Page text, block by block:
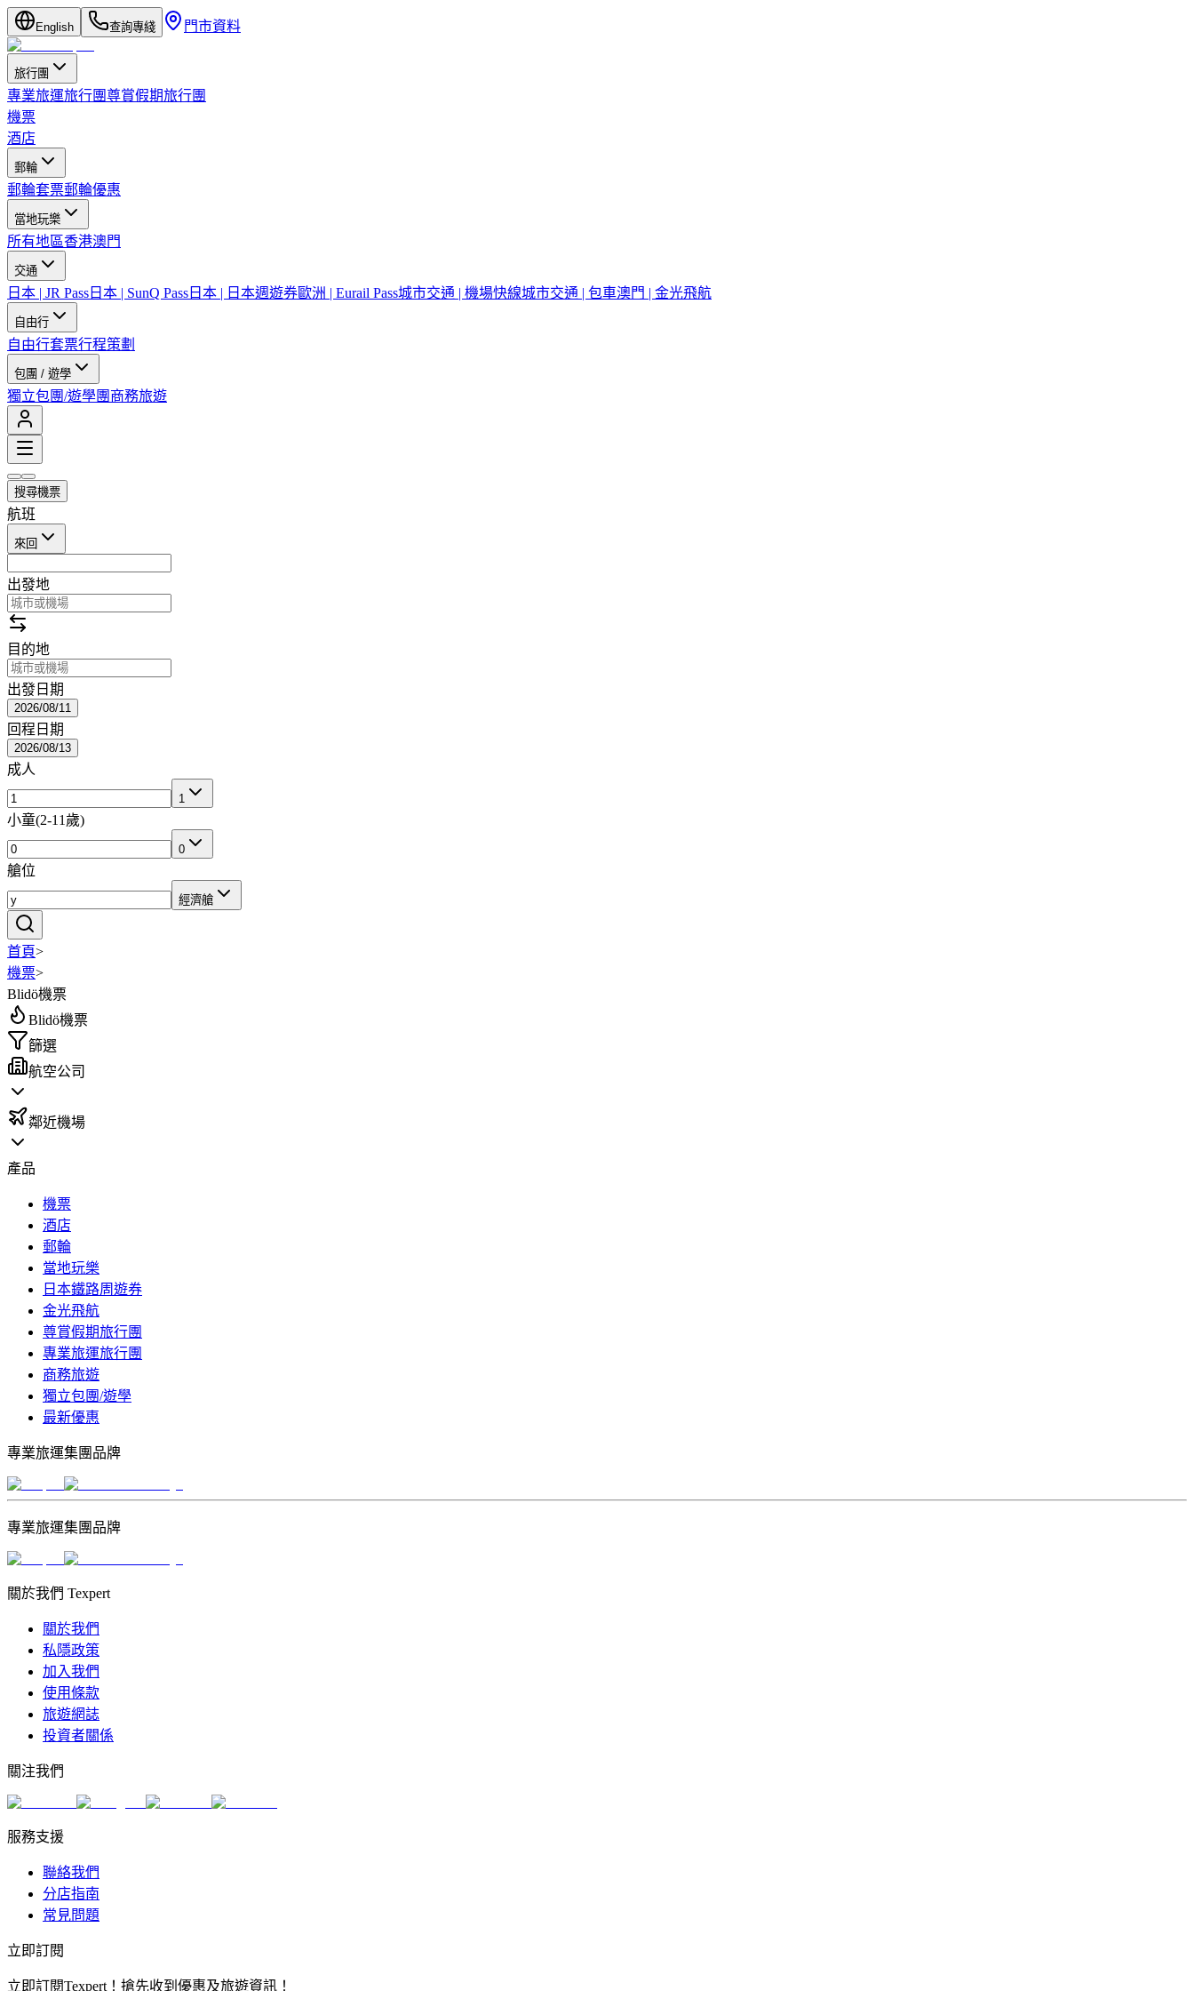
English 查詢專綫 門市資料
旅行團
專業旅運旅行團尊賞假期旅行團
機票
酒店
郵輪
郵輪套票郵輪優惠
當地玩樂
所有地區香港澳門
交通
日本 | JR Pass 日本 | SunQ Pass 日本 | 日本週遊券歐洲 | Eurail Pass城市交通 | 機場快線城市交通 | 包車澳門 | 金光飛航
自由行
自由行套票行程策劃
包團 / 遊學
獨立包團/遊學團 商務旅遊
搜尋機票
航班
來回
出發地
目的地
出發日期
2026/08/11
回程日期
2026/08/13
成人
1
小童(2-11歲)
0
艙位
經濟艙
首頁>
機票>
Blidö機票
Blidö機票
篩選
航空公司
鄰近機場
產品
機票
酒店
郵輪
當地玩樂
日本鐵路周遊券
金光飛航
尊賞假期旅行團
專業旅運旅行團
商務旅遊
獨立包團/遊學
最新優惠
專業旅運集團品牌
專業旅運集團品牌
關於我們 Texpert
關於我們
私隱政策
加入我們
使用條款
旅遊網誌
投資者關係
關注我們
服務支援
聯絡我們
分店指南
常見問題
立即訂閱
立即訂閱Texpert！搶先收到優惠及旅遊資訊！